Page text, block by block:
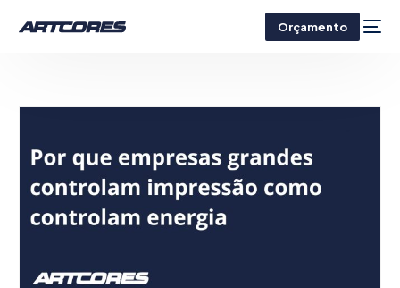
Orçamento